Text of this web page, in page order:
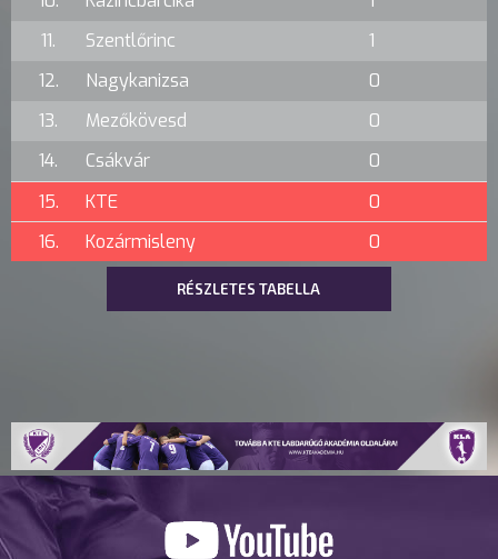
11.
Szentlőrinc
1
12.
Nagykanizsa
0
13.
Mezőkövesd
0
14.
Csákvár
0
15.
KTE
0
16.
Kozármisleny 0
RÉSZLETES TABELLA